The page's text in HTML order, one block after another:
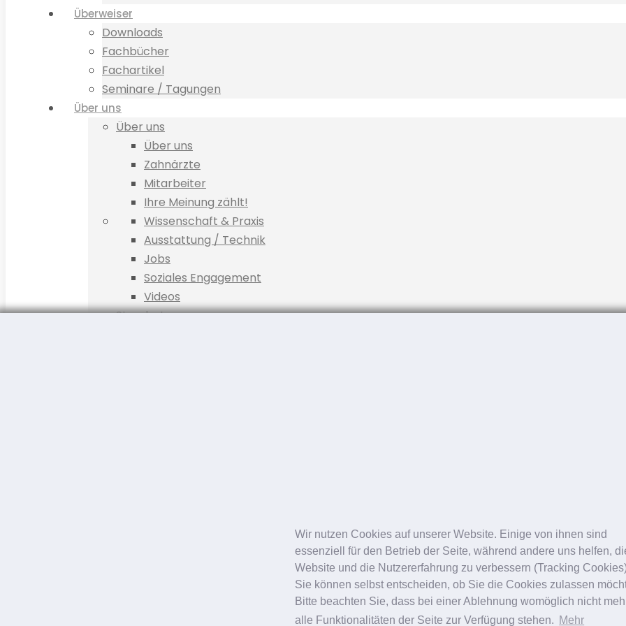
Wir nutzen Cookies auf unserer Website. Einige von ihnen sind
essenziell für den Betrieb der Seite, während andere uns helfen,
Website und die Nutzererfahrung zu verbessern (Tracking
Sie können selbst entscheiden, ob Sie die Cookies zulassen
Bitte beachten Sie, dass bei einer Ablehnung womöglich nicht
alle Funktionalitäten der Seite zur Verfügung stehen. Mehr
Überweiser
Downloads
Fachbücher
Fachartikel
Seminare / Tagungen
Über uns
Über uns
Über uns
Zahnärzte
Mitarbeiter
Ihre Meinung zählt!
Wissenschaft & Praxis
Ausstattung / Technik
Jobs
Soziales Engagement
Videos
Standorte